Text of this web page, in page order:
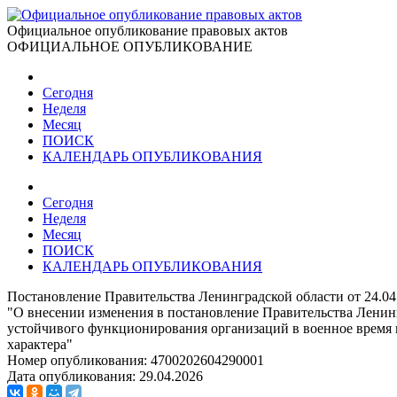
Официальное опубликование правовых актов
ОФИЦИАЛЬНОЕ ОПУБЛИКОВАНИЕ
Сегодня
Неделя
Месяц
ПОИСК
КАЛЕНДАРЬ ОПУБЛИКОВАНИЯ
Сегодня
Неделя
Месяц
ПОИСК
КАЛЕНДАРЬ ОПУБЛИКОВАНИЯ
Постановление Правительства Ленинградской области от
"О внесении изменения в постановление Правительства
устойчивого функционирования организаций в военное
характера"
Номер опубликования: 4700202604290001
Дата опубликования: 29.04.2026